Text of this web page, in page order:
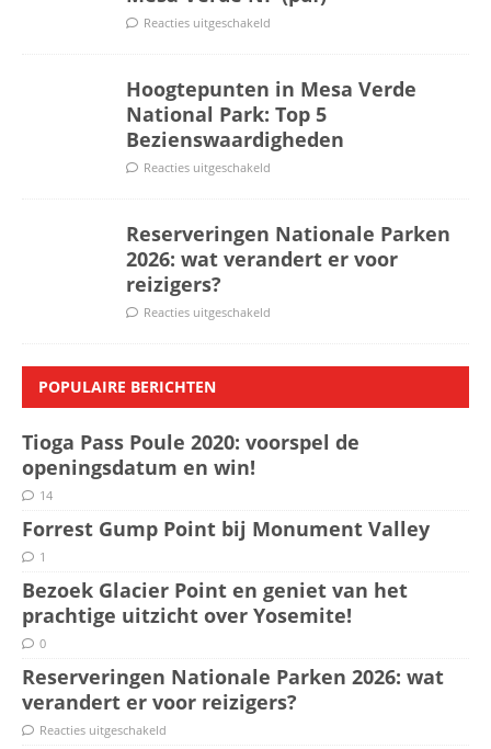
Reacties uitgeschakeld
Hoogtepunten in Mesa Verde
National Park: Top 5
Bezienswaardigheden
Reacties uitgeschakeld
Reserveringen Nationale Parken
2026: wat verandert er voor
reizigers?
Reacties uitgeschakeld
POPULAIRE BERICHTEN
Tioga Pass Poule 2020: voorspel de
openingsdatum en win!
14
Forrest Gump Point bij Monument Valley
1
Bezoek Glacier Point en geniet van het
prachtige uitzicht over Yosemite!
0
Reserveringen Nationale Parken 2026: wat
verandert er voor reizigers?
Reacties uitgeschakeld